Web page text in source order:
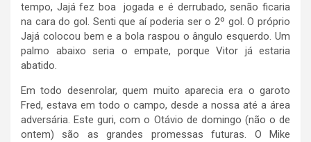
tempo, Jajá fez boa jogada e é derrubado, senão ficaria
na cara do gol. Senti que aí poderia ser o 2º gol. O próprio
Jajá colocou bem e a bola raspou o ângulo esquerdo. Um
palmo abaixo seria o empate, porque Vitor já estaria
abatido.
Em todo desenrolar, quem muito aparecia era o garoto
Fred, estava em todo o campo, desde a nossa até a área
adversária. Este guri, com o Otávio de domingo (não o de
ontem) são as grandes promessas futuras. O Mike